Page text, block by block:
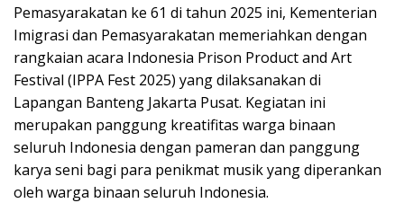
Pemasyarakatan ke 61 di tahun 2025 ini, Kementerian
Imigrasi dan Pemasyarakatan memeriahkan dengan
rangkaian acara Indonesia Prison Product and Art
Festival (IPPA Fest 2025) yang dilaksanakan di
Lapangan Banteng Jakarta Pusat. Kegiatan ini
merupakan panggung kreatifitas warga binaan
seluruh Indonesia dengan pameran dan panggung
karya seni bagi para penikmat musik yang diperankan
oleh warga binaan seluruh Indonesia.